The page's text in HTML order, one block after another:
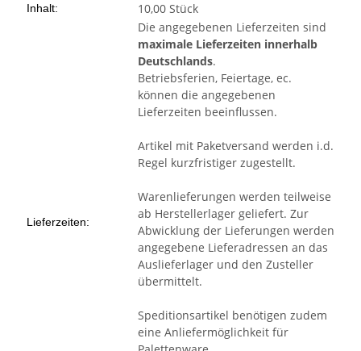
Inhalt: 10,00 Stück
Lieferzeiten:
Die angegebenen Lieferzeiten sind
maximale Lieferzeiten innerhalb
Deutschlands.
Betriebsferien, Feiertage, ec.
können die angegebenen
Lieferzeiten beeinflussen.
Artikel mit Paketversand werden i.d.
Regel kurzfristiger zugestellt.
Warenlieferungen werden teilweise
ab Herstellerlager geliefert. Zur
Abwicklung der Lieferungen werden
angegebene Lieferadressen an das
Auslieferlager und den Zusteller
übermittelt.
Speditionsartikel benötigen zudem
eine Anliefermöglichkeit für